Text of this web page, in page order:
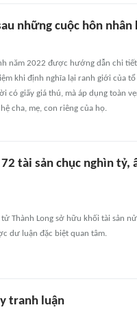
những cuộc hôn nhân
năm 2022 được hướng dẫn chi
khi định nghĩa lại ranh giới của
có giấy giá thú, mà áp dụng toàn
cha, mẹ, con riêng của họ.
tài sản chục nghìn tỷ,
tử Thành Long sở hữu khối tài sản
dư luận đặc biệt quan tâm.
tranh luận